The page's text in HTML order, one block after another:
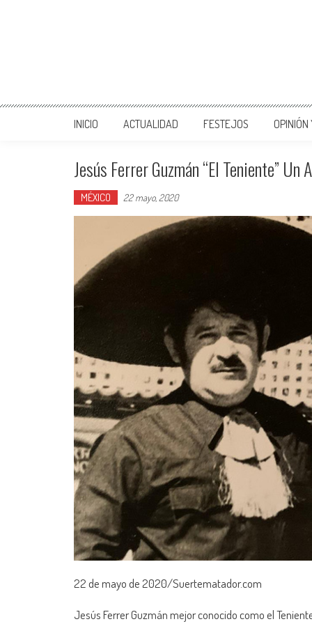
INICIO ACTUALIDAD FESTEJOS
Jesús Ferrer Guzmán “El Teniente”
MÉXICO 22 mayo, 2020
22 de mayo de 2020/Suertematador.com
Jesús Ferrer Guzmán mejor conocido como el